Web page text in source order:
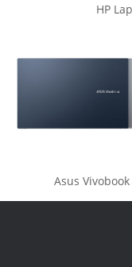
HP
Asus Vivobook